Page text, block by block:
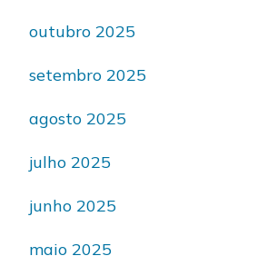
outubro 2025
setembro 2025
agosto 2025
julho 2025
junho 2025
maio 2025